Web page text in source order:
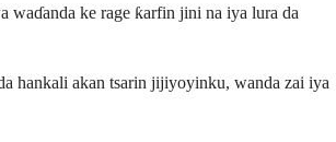
waɗanda ke rage ƙarfin jini na iya lura da
hankali akan tsarin jijiyoyinku, wanda zai iya